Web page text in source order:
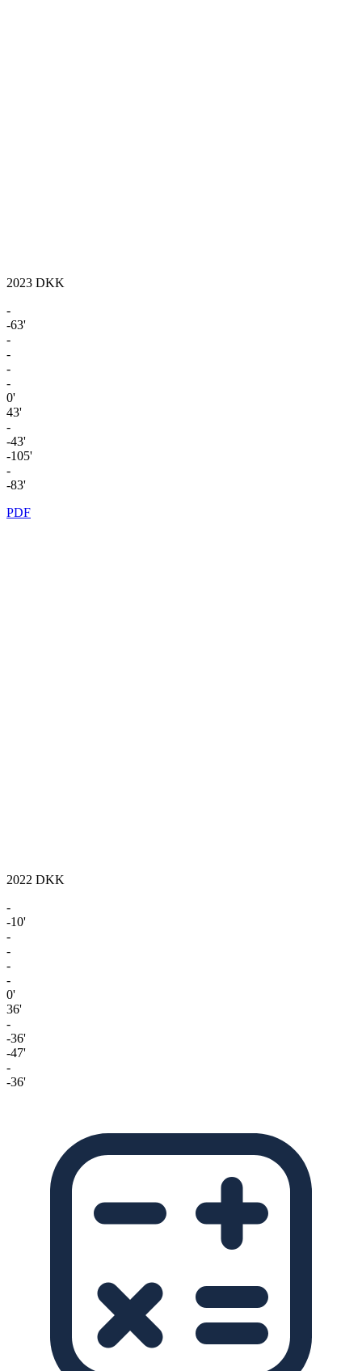
2023 DKK
-
-63'
-
-
-
-
0'
43'
-
-43'
-105'
-
-83'
PDF
2022 DKK
-
-10'
-
-
-
-
0'
36'
-
-36'
-47'
-
-36'